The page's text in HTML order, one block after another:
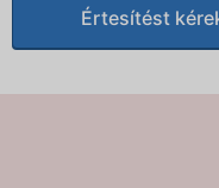
Értesítést